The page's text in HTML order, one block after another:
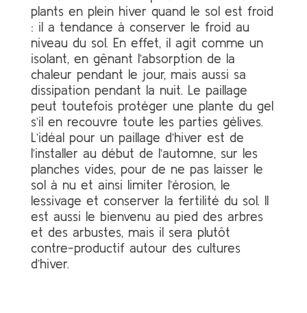
plants en plein hiver quand le sol est froid
: il a tendance à conserver le froid au
niveau du sol. En effet, il agit comme un
isolant, en gênant l’absorption de la
chaleur pendant le jour, mais aussi sa
dissipation pendant la nuit. Le paillage
peut toutefois protéger une plante du gel
s’il en recouvre toute les parties gélives.
L’idéal pour un paillage d’hiver est de
l’installer au début de l’automne, sur les
planches vides, pour de ne pas laisser le
sol à nu et ainsi limiter l’érosion, le
lessivage et conserver la fertilité du sol. Il
est aussi le bienvenu au pied des arbres
et des arbustes, mais il sera plutôt
contre-productif autour des cultures
d’hiver.